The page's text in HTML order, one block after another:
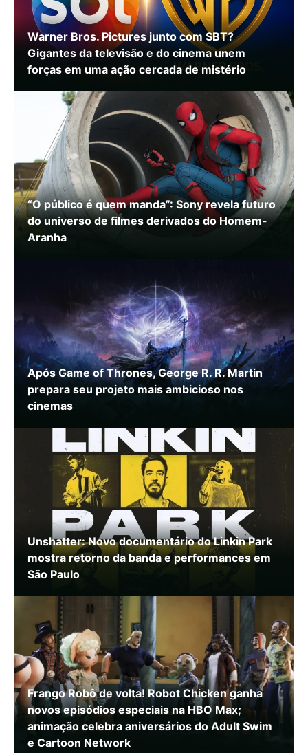
Warner Bros. Pictures junto com SBT?
Gigantes da televisão e do cinema unem
forças em uma ação cercada de mistério
“O público é quem manda”: Sony revela futuro
do universo de filmes derivados do Homem-
Aranha
Após Game of Thrones, George R. R. Martin
prepara seu projeto mais ambicioso nos
cinemas
Unshatter: Novo documentário do Linkin Park
mostra retorno da banda e performances em
São Paulo
Frango Robô de volta! Robot Chicken ganha
novos episódios especiais na HBO Max;
animação celebra aniversários do Adult Swim
e Cartoon Network